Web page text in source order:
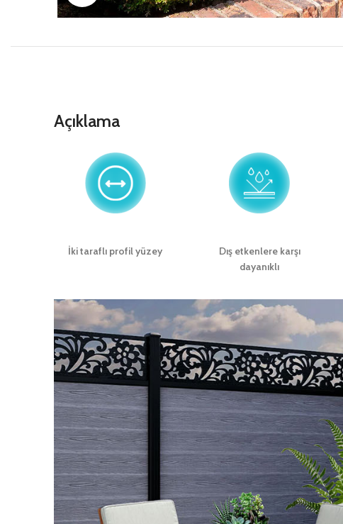
Açıklama
İki taraflı profil yüzey
Dış etkenlere karşı
dayanıklı